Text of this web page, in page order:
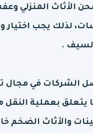
الأثاث المنزلي
لذلك يجب اختيار
.
الشركات في مجال
يتعلق بعملية النقل
والأثاث الضخم